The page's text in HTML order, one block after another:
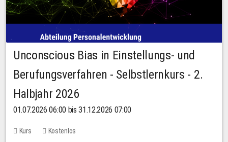
Unconscious Bias in Einstellungs- und
Berufungsverfahren - Selbstlernkurs - 2.
Halbjahr 2026
01.07.2026 06:00 bis 31.12.2026 07:00
Kurs Kostenlos